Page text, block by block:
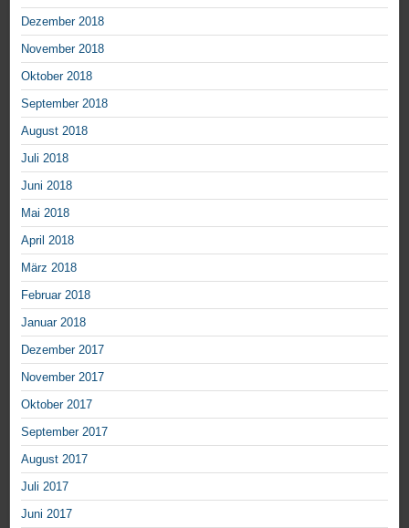
Dezember 2018
November 2018
Oktober 2018
September 2018
August 2018
Juli 2018
Juni 2018
Mai 2018
April 2018
März 2018
Februar 2018
Januar 2018
Dezember 2017
November 2017
Oktober 2017
September 2017
August 2017
Juli 2017
Juni 2017